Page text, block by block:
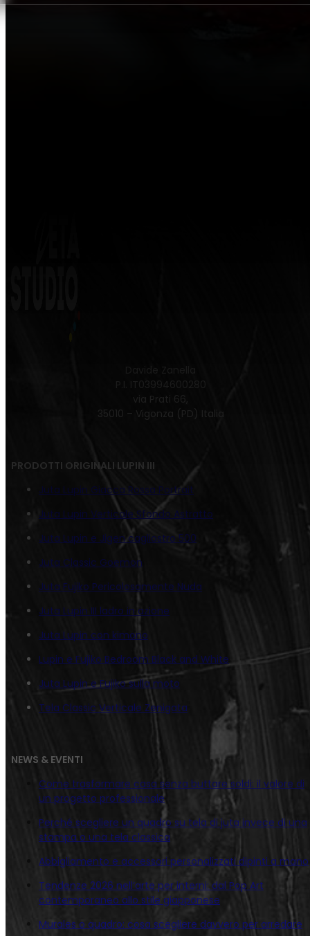
P.I. IT03994600280
via Prati 66,
35010 – Vigonza (PD) Italia
PRODOTTI ORIGINALI LUPIN III
Juta Lupin Giacca Rossa Portrait
Juta Lupin Verticale Sfondo Astratto
Juta Lupin e Jigen cagliostro 500
Juta Classic Goemon
Juta Fujiko Pericolosamente Nuda
Juta Lupin III ladro in azione
Juta Lupin con kimono
Lupin e Fujiko Bedroom Black and White
Juta Lupin e Fujiko sulla moto
Tela Classic Verticale Zenigata
NEWS & EVENTI
Come trasformare casa senza buttare soldi: il valore di
un progetto professionale
Perché scegliere un quadro su tela di juta invece di una
stampa o una tela classica
Abbigliamento e accessori personalizzati dipinti a mano
Tendenze 2026 nell’arte per interni: dal Pop Art
contemporaneo allo stile giapponese
Murales o quadro: cosa scegliere davvero per arredare